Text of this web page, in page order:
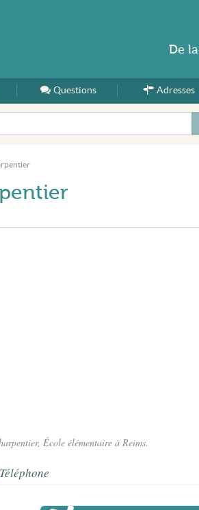
AccueilQuestions Adresses
École élémentaire à Reims.
Téléphone
De la